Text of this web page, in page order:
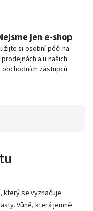
jen e-shop
užijte si osobní péči na
prodejnách a u našich
obchodních zástupců
který se vyznačuje
Vůně, která jemně